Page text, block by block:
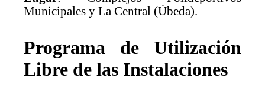
Municipales y La Central (Úbeda).
Programa de Utilización
Libre de las Instalaciones